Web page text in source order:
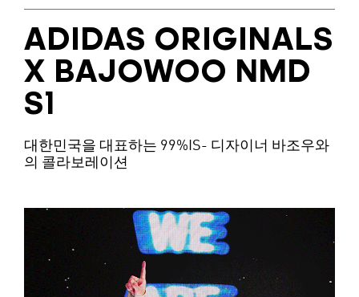
ADIDAS ORIGINALS
X BAJOWOO NMD
S1
대한민국을 대표하는 99%IS- 디자이너 바조우와
의 콜라보레이션